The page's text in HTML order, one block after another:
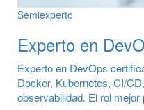
Semiexperto
Experto en
Experto en DevOps
Docker, Kubernetes, CI/
observabilidad. El rol mejor